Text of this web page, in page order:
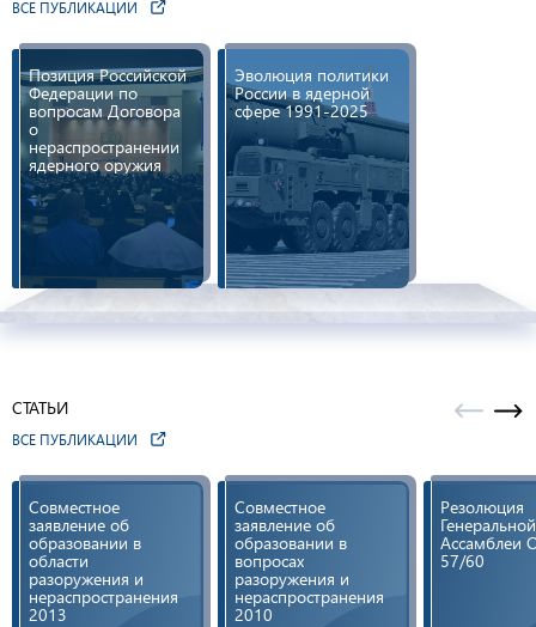
ВСЕ ПУБЛИКАЦИИ
Позиция Российской
Федерации по
вопросам Договора
о
нераспространении
ядерного оружия
Эволюция политики
России в ядерной
сфере 1991-2025
СТАТЬИ
ВСЕ ПУБЛИКАЦИИ
Совместное
заявление об
образовании в
области
разоружения и
нераспространения
2013
Совместное
заявление об
образовании в
вопросах
разоружения и
нераспространения
2010
Резолюция
Генеральной
Ассамблеи
57/60